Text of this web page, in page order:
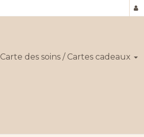
Carte des soins / Cartes cadeaux